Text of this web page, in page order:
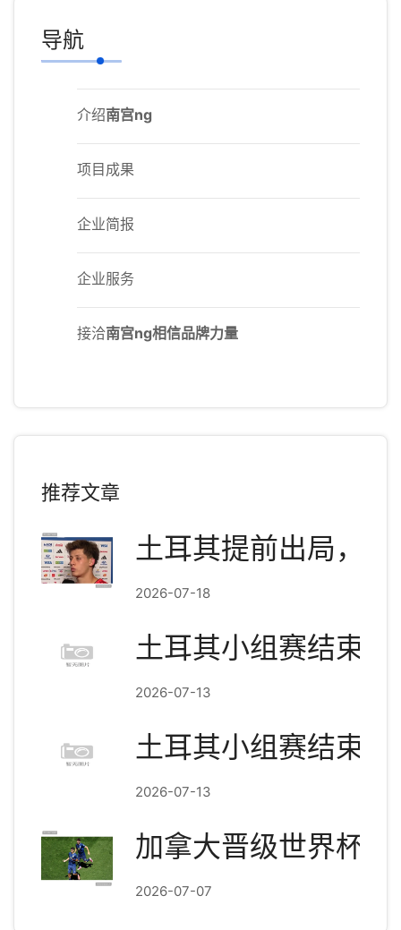
导航
介绍南宫ng
项目成果
企业简报
企业服务
接洽南宫ng相信品牌力量
推荐文章
土耳其提前出局，
2026-07-18
土耳其小组赛结束
2026-07-13
土耳其小组赛结束
2026-07-13
加拿大晋级世界杯
2026-07-07